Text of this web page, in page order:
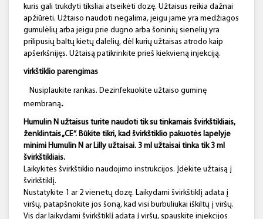
kuris gali trukdyti tiksliai atseikėti dozę. Užtaisus reikia dažnai
apžiūrėti. Užtaiso naudoti negalima, jeigu jame yra medžiagos
gumulėlių arba jeigu prie dugno arba šoninių sienelių yra
prilipusių baltų kietų dalelių, dėl kurių užtaisas atrodo kaip
apšerkšnijęs. Užtaisą patikrinkite prieš kiekvieną injekciją.
virkštiklio parengimas
Nusiplaukite rankas. Dezinfekuokite užtaiso guminę
membraną.
Humulin N užtaisus turite naudoti tik su tinkamais švirkštikliais,
ženklintais „CE“. Būkite tikri, kad švirkštiklio pakuotės lapelyje
minimi Humulin N ar Lilly užtaisai. 3 ml užtaisai tinka tik 3 ml
švirkštikliais.
Laikykitės švirkštiklio naudojimo instrukcijos. Įdėkite užtaisą į
švirkštiklį.
Nustatykite 1 ar 2 vienetų dozę. Laikydami švirkštiklį adata į
viršų, patapšnokite jos šoną, kad visi burbuliukai iškiltų į viršų.
Vis dar laikydami švirkštiklį adata į viršų, spauskite injekcijos